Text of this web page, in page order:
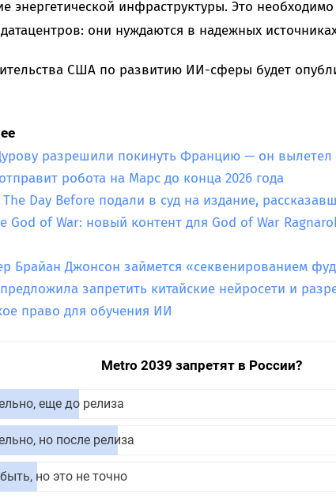
энергетической инфраструктуры. Это необходимо
они нуждаются в надежных
США по развитию ИИ-сферы будет
разрешили покинуть Францию — он вылетел
робота на Марс до конца 2026 года
Day Before подали в суд на издание,
God of War: новый контент для God of War
Брайан Джонсон займется «секвенированием
запретить китайские нейросети и
право для обучения ИИ
Metro 2039 запретят в России?
еще до релиза
но после релиза
но это не точно